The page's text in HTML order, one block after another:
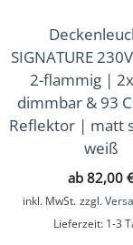
SIGNATURE
2-flammig |
dimmbar & 93
Reflektor | matt
weiß
ab 82,00
inkl. MwSt. zzgl.
Lieferzeit: 1-3